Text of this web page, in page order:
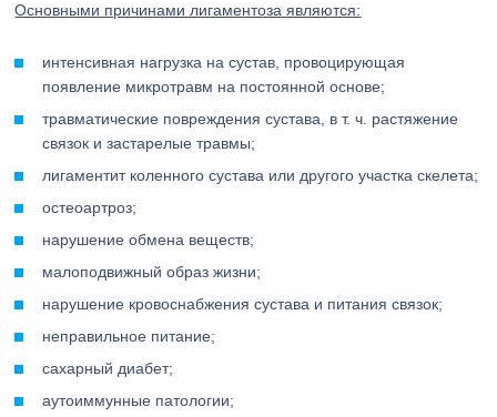
Основными причинами лигаментоза являются:
интенсивная нагрузка на сустав, провоцирующая
появление микротравм на постоянной основе;
травматические повреждения сустава, в т. ч. растяжение
связок и застарелые травмы;
лигаментит коленного сустава или другого участка скелета;
остеоартроз;
нарушение обмена веществ;
малоподвижный образ жизни;
нарушение кровоснабжения сустава и питания связок;
неправильное питание;
сахарный диабет;
аутоиммунные патологии;